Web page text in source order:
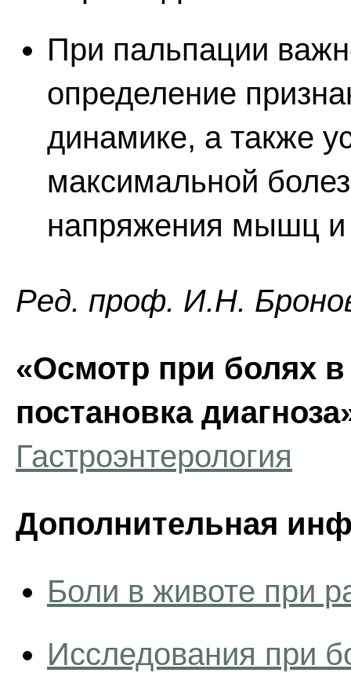
При пальпации
определение
динамике, а также
максимальной
напряжения мышц и
Ред. проф. И.Н.
«Осмотр при болях
постановка
Гастроэнтерология
Дополнительная
Боли в животе при
Исследования при